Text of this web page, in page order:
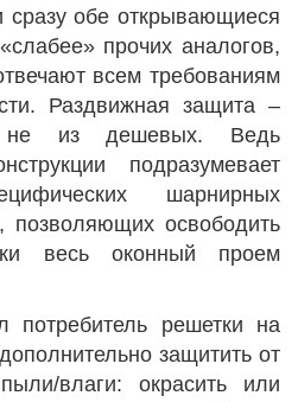
сразу обе открывающиеся
прочих аналогов,
всем требованиям
Раздвижная защита –
не из дешевых. Ведь
подразумевает
шарнирных
позволяющих освободить
весь оконный проем
решетки на
защитить от
влаги: окрасить или